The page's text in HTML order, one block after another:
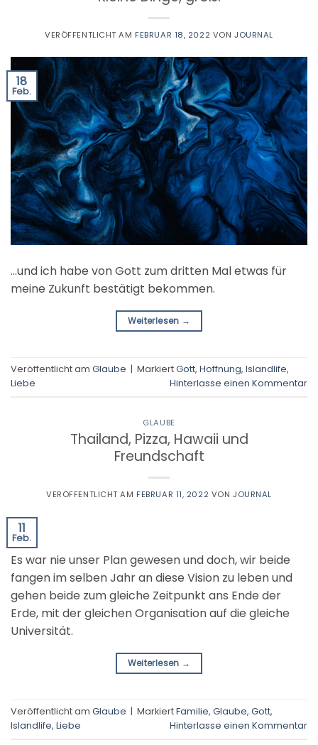
VERÖFFENTLICHT AM FEBRUAR 18, 2022 VON JOURNAL
18
Feb.
…und ich habe von Gott zum dritten Mal etwas für
meine Zukunft bestätigt bekommen.
Weiterlesen →
Veröffentlicht am Glaube | MarkiertGott, Hoffnung, Islandlife,
Liebe
Hinterlasse einen Kommentar
GLAUBE
Thailand, Pizza, Hawaii und
Freundschaft
VERÖFFENTLICHT AM FEBRUAR 11, 2022 VON JOURNAL
11
Feb.
Es war nie unser Plan gewesen und doch, wir beide
fangen im selben Jahr an diese Vision zu leben und
gehen beide zum gleiche Zeitpunkt ans Ende der
Erde, mit der gleichen Organisation auf die gleiche
Universität.
Weiterlesen →
Veröffentlicht am Glaube | MarkiertFamilie, Glaube, Gott,
Islandlife, Liebe Hinterlasse einen Kommentar